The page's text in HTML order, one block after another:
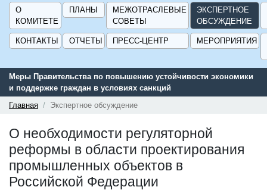
О
КОМИТЕТЕ
ПЛАНЫ
МЕЖОТРАСЛЕВЫЕ
СОВЕТЫ
ЭКСПЕРТНОЕ
ОБСУЖДЕНИЕ
КОНТАКТЫ ОТЧЕТЫ ПРЕСС-ЦЕНТР МЕРОПРИЯТИЯ
Меры Правительства по повышению устойчивости экономики
и поддержке граждан в условиях санкций
Главная
Экспертное обсуждение
О необходимости регуляторной
реформы в области проектирования
промышленных объектов в
Российской Федерации